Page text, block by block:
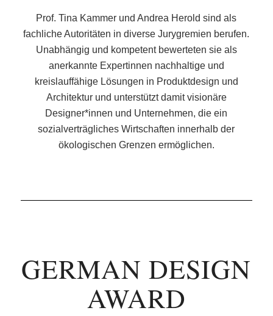
Prof. Tina Kammer und Andrea Herold sind als
fachliche Autoritäten in diverse Jurygremien berufen.
Unabhängig und kompetent bewerteten sie als
anerkannte Expertinnen nachhaltige und
kreislauffähige Lösungen in Produktdesign und
Architektur und unterstützt damit visionäre
Designer*innen und Unternehmen, die ein
sozialverträgliches Wirtschaften innerhalb der
ökologischen Grenzen ermöglichen.
GERMAN DESIGN
AWARD